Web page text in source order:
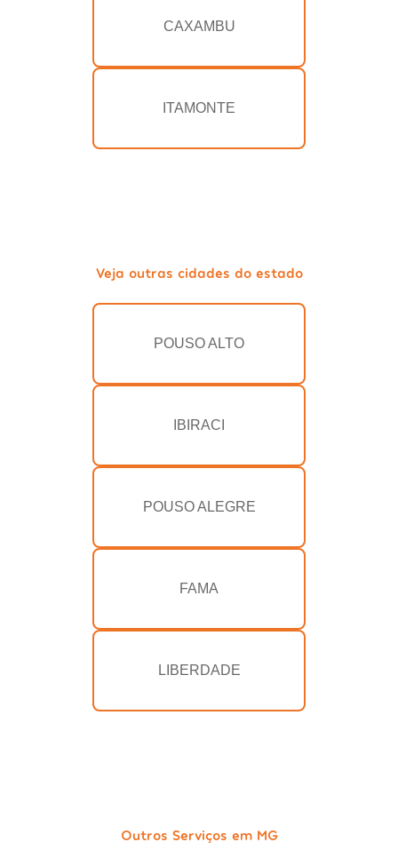
CAXAMBU
ITAMONTE
Veja outras cidades do estado
POUSO ALTO
IBIRACI
POUSO ALEGRE
FAMA
LIBERDADE
Outros Serviços em MG